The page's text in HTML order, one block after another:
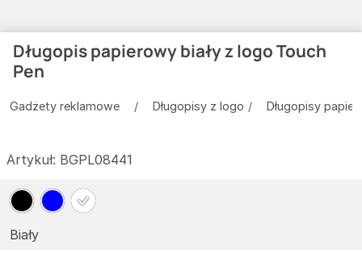
Długopis papierowy biały z logo Touch
Pen
Gadżety reklamowe Długopisy z logo Długopisy
Artykuł: BGPL08441
Biały